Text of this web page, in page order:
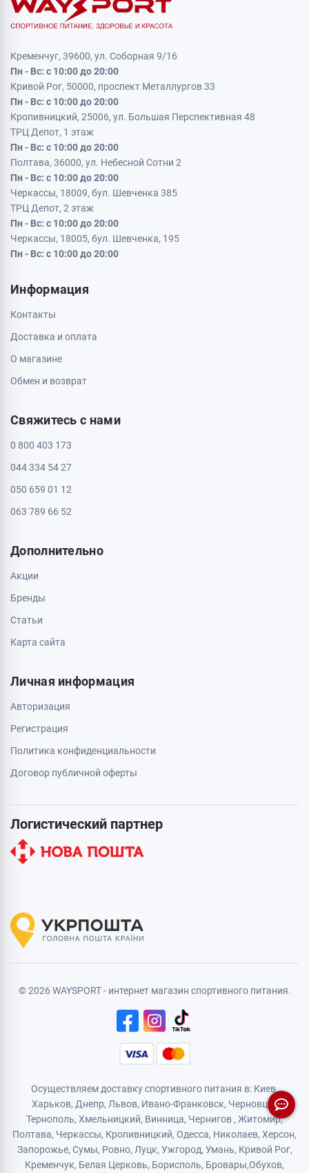
Кременчуг, 39600, ул. Соборная 9/16
Пн - Вс: с 10:00 до 20:00
Кривой Рог, 50000, проспект Металлургов 33
Пн - Вс: с 10:00 до 20:00
Кропивницкий, 25006, ул. Большая Перспективная 48
ТРЦ Депот, 1 этаж
Пн - Вс: с 10:00 до 20:00
Полтава, 36000, ул. Небесной Сотни 2
Пн - Вс: с 10:00 до 20:00
Черкассы, 18009, бул. Шевченка 385
ТРЦ Депот, 2 этаж
Пн - Вс: с 10:00 до 20:00
Черкассы, 18005, бул. Шевченка, 195
Пн - Вс: с 10:00 до 20:00
Информация
Контакты
Доставка и оплата
О магазине
Обмен и возврат
Свяжитесь с нами
0 800 403 173
044 334 54 27
050 659 01 12
063 789 66 52
Дополнительно
Акции
Бренды
Статьи
Карта сайта
Личная информация
Авторизация
Регистрация
Политика конфиденциальности
Договор публичной оферты
Логистический партнер
© 2026 WAYSPORT - интернет магазин спортивного питания.
Осуществляем доставку спортивного питания в: Киев,
Харьков, Днепр, Львов, Ивано-Франковск, Черновцы,
Тернополь, Хмельницкий, Винница, Чернигов , Житомир,
Полтава, Черкассы, Кропивницкий, Одесса, Николаев, Херсон,
Запорожье, Сумы, Ровно, Луцк, Ужгород, Умань, Кривой Рог,
Кременчук, Белая Церковь, Борисполь, Бровары,Обухов,